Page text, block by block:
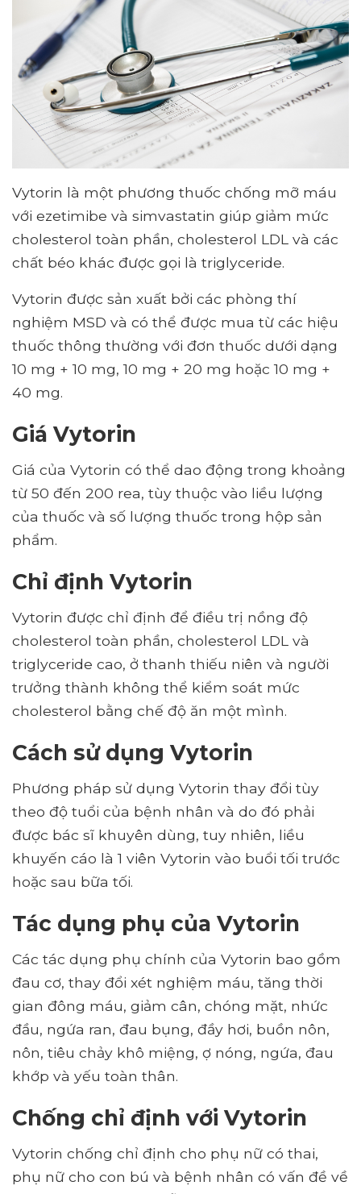
Vytorin là một phương thuốc chống mỡ máu
với ezetimibe và simvastatin giúp giảm mức
cholesterol toàn phần, cholesterol LDL và các
chất béo khác được gọi là triglyceride.
Vytorin được sản xuất bởi các phòng thí
nghiệm MSD và có thể được mua từ các hiệu
thuốc thông thường với đơn thuốc dưới dạng
10 mg + 10 mg, 10 mg + 20 mg hoặc 10 mg +
40 mg.
Giá Vytorin
Giá của Vytorin có thể dao động trong khoảng
từ 50 đến 200 rea, tùy thuộc vào liều lượng
của thuốc và số lượng thuốc trong hộp sản
phẩm.
Chỉ định Vytorin
Vytorin được chỉ định để điều trị nồng độ
cholesterol toàn phần, cholesterol LDL và
triglyceride cao, ở thanh thiếu niên và người
trưởng thành không thể kiểm soát mức
cholesterol bằng chế độ ăn một mình.
Cách sử dụng Vytorin
Phương pháp sử dụng Vytorin thay đổi tùy
theo độ tuổi của bệnh nhân và do đó phải
được bác sĩ khuyên dùng, tuy nhiên, liều
khuyến cáo là 1 viên Vytorin vào buổi tối trước
hoặc sau bữa tối.
Tác dụng phụ của Vytorin
Các tác dụng phụ chính của Vytorin bao gồm
đau cơ, thay đổi xét nghiệm máu, tăng thời
gian đông máu, giảm cân, chóng mặt, nhức
đầu, ngứa ran, đau bụng, đầy hơi, buồn nôn,
nôn, tiêu chảy khô miệng, ợ nóng, ngứa, đau
khớp và yếu toàn thân.
Chống chỉ định với Vytorin
Vytorin chống chỉ định cho phụ nữ có thai,
phụ nữ cho con bú và bệnh nhân có vấn đề về